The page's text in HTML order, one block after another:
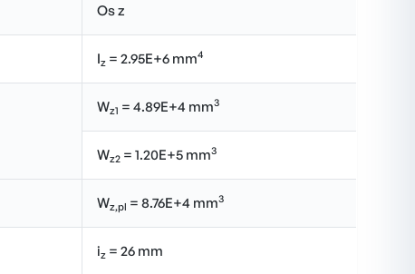
Os z
Iz = 2.95E+6 mm4
Wz1 = 4.89E+4 mm3
Wz2 = 1.20E+5 mm3
Wz,pl = 8.76E+4 mm3
iz = 26 mm